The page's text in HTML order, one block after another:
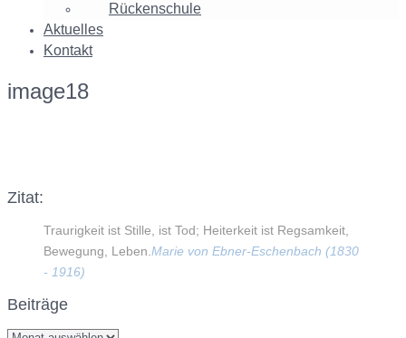
Rückenschule
Aktuelles
Kontakt
image18
Zitat:
Traurigkeit ist Stille, ist Tod; Heiterkeit ist Regsamkeit,
Bewegung, Leben. Marie von Ebner-Eschenbach (1830
- 1916)
Beiträge